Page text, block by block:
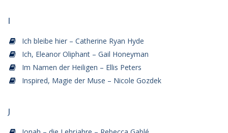
I
Ich bleibe hier – Catherine Ryan Hyde
Ich, Eleanor Oliphant – Gail Honeyman
Im Namen der Heiligen – Ellis Peters
Inspired, Magie der Muse – Nicole Gozdek
J